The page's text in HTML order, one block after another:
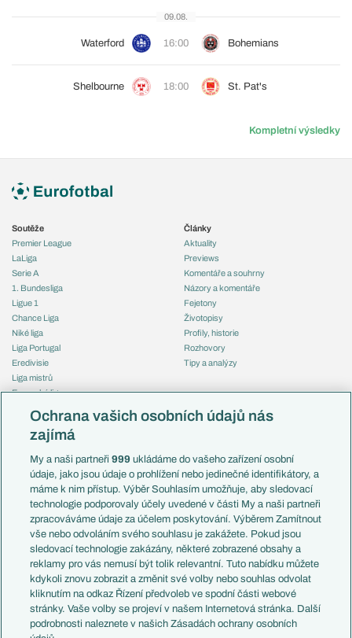
09.08.
Waterford 16:00 Bohemians
Shelbourne 18:00 St. Pat's
Kompletní výsledky
Soutěže
Premier League
LaLiga
Serie A
1. Bundesliga
Ligue 1
Chance Liga
Niké liga
Liga Portugal
Eredivisie
Liga mistrů
Evropská liga
Mistrovství světa
Liga národů
Témata
Představení týmů MS
EuroSkauting
PL v kostce
Evropské koeficienty
Přestupy
Přestupové spekulace
Zranění
Kluby
Arsenal FC
Články
Aktuality
Previews
Komentáře a souhrny
Názory a komentáře
Fejetony
Životopisy
Profily, historie
Rozhovory
Tipy a analýzy
Česko
Francie
Itálie
Německo
Španělsko
Argentina
Brazílie
Přestupy
Zápasy
Livescore
Tipovací soutěž
Ochrana vašich osobních údajů nás
zajímá
My a naši partneři999 ukládáme do vašeho zařízení osobní
údaje, jako jsou údaje o prohlížení nebo jedinečné identifikátory, a
máme k nim přístup. Výběr Souhlasím umožňuje, aby sledovací
technologie podporovaly účely uvedené v části My a naši partneři
zpracováváme údaje za účelem poskytování. Výběrem Zamítnout
vše nebo odvoláním svého souhlasu je zakážete. Pokud jsou
sledovací technologie zakázány, některé zobrazené obsahy a
reklamy pro vás nemusí být tolik relevantní. Tuto nabídku můžete
kdykoli znovu zobrazit a změnit své volby nebo souhlas odvolat
kliknutím na odkaz Řízení předvoleb ve spodní části webové
stránky. Vaše volby se projeví v našem Internetová stránka. Další
podrobnosti naleznete v našich Zásadách ochrany osobních